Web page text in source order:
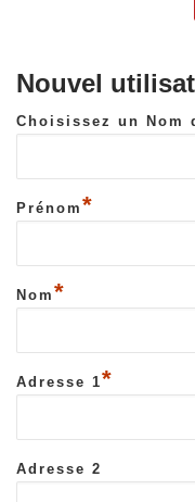
Nouvel
Choisissez un Nom
Prénom *
Nom *
Adresse 1*
Adresse 2